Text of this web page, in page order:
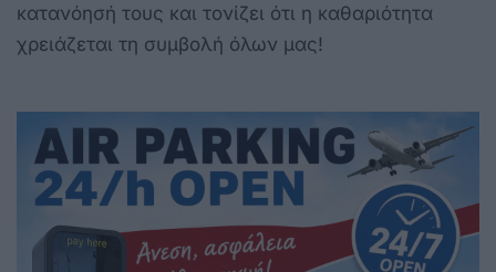
κατανόησή τους και τονίζει ότι η καθαριότητα
χρειάζεται τη συμβολή όλων μας!